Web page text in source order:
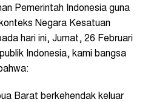
Pemerintah Indonesia guna
Negara Kesatuan
hari ini, Jumat, 26 Februari
Indonesia, kami bangsa
Barat berkehendak keluar